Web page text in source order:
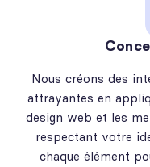
Nous créons des
attrayantes en
design web et les
respectant votre
chaque élément